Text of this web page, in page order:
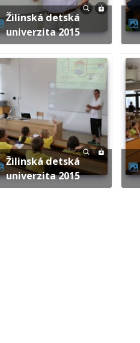
Žilinská detská
univerzita 2015
Žilinská detská
univerzita 2015